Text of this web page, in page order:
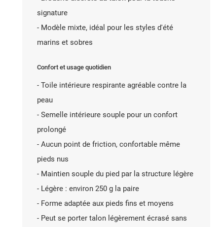
signature
- Modèle mixte, idéal pour les styles d'été
marins et sobres
Confort et usage quotidien
- Toile intérieure respirante agréable contre la
peau
- Semelle intérieure souple pour un confort
prolongé
- Aucun point de friction, confortable même
pieds nus
- Maintien souple du pied par la structure légère
- Légère : environ 250 g la paire
- Forme adaptée aux pieds fins et moyens
- Peut se porter talon légèrement écrasé sans